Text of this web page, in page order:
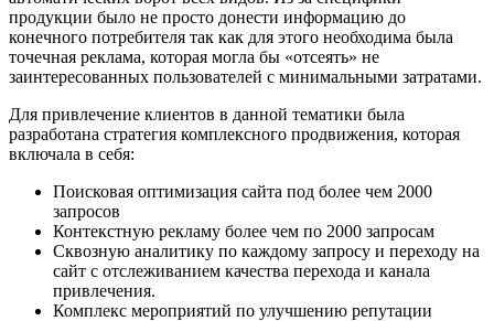
продукции было не просто донести информацию до
конечного потребителя так как для этого необходима была
точечная реклама, которая могла бы «отсеять» не
заинтересованных пользователей с минимальными затратами.
Для привлечение клиентов в данной тематики была
разработана стратегия комплексного продвижения, которая
включала в себя:
Поисковая оптимизация сайта под более чем 2000
запросов
Контекстную рекламу более чем по 2000 запросам
Сквозную аналитику по каждому запросу и переходу на
сайт с отслеживанием качества перехода и канала
привлечения.
Комплекс мероприятий по улучшению репутации